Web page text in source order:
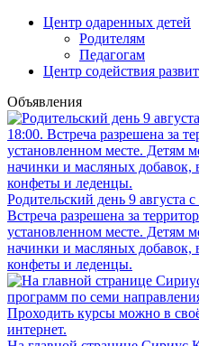
Центр одаренных детей
Родителям
Педагогам
Центр содействия
Объявления
Родительский день 9 августа
Встреча разрешена за
установленном месте. Детям
начинки и масляных добавок,
конфеты и леденцы.